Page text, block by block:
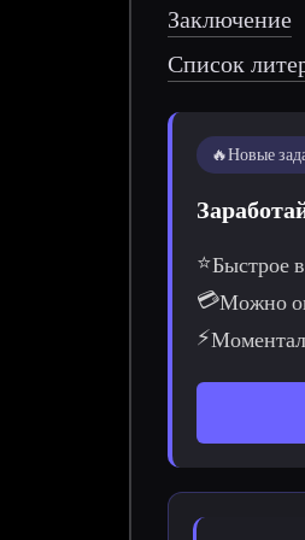
Заключение
Список
🔥Новые
⭐Быстрое
💳Можно
⚡